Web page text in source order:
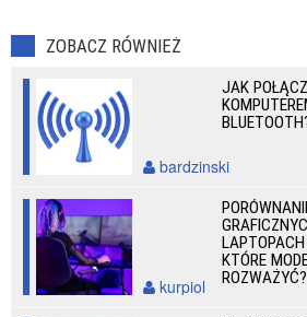
ZOBACZ RÓWNIEŻ
JAK
bardzinski
KTÓRE
ROZWAŻYĆ?
kurpiol